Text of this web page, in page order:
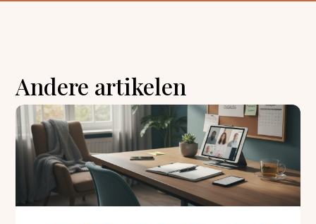
Andere artikelen